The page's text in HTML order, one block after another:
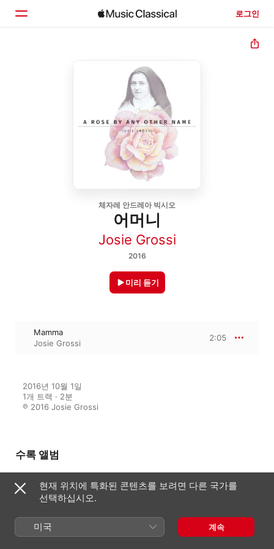
로그인
체자레 안드레아 빅시오
어머니
Josie Grossi
2016
미리 듣기
Mamma
Josie Grossi
2:05
2016년 10월 1일
1개 트랙 · 2분
℗ 2016 Josie Grossi
수록 앨범
A Rose By Any Other Name
Josie Grossi
현재 위치에 특화된 콘텐츠를 보려면 다른 국가를
선택하십시오.
미국 계속